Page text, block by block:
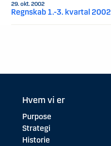
29. okt. 2002
Regnskab 1.-3. kvartal 2002
Hvem vi er
Purpose
Strategi
Historie